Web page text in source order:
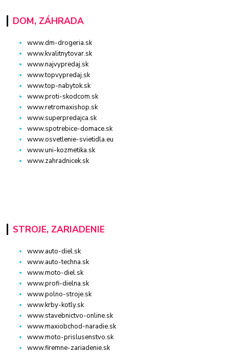
DOM, ZÁHRADA
www.dm-drogeria.sk
www.kvalitnytovar.sk
www.najvypredaj.sk
www.topvypredaj.sk
www.top-nabytok.sk
www.proti-skodcom.sk
www.retromaxishop.sk
www.superpredajca.sk
www.spotrebice-domace.sk
www.osvetlenie-svietidla.eu
www.uni-kozmetika.sk
www.zahradnicek.sk
STROJE, ZARIADENIE
www.auto-diel.sk
www.auto-techna.sk
www.moto-diel.sk
www.profi-dielna.sk
www.polno-stroje.sk
www.krby-kotly.sk
www.stavebnictvo-online.sk
www.maxiobchod-naradie.sk
www.moto-prislusenstvo.sk
www.firemne-zariadenie.sk